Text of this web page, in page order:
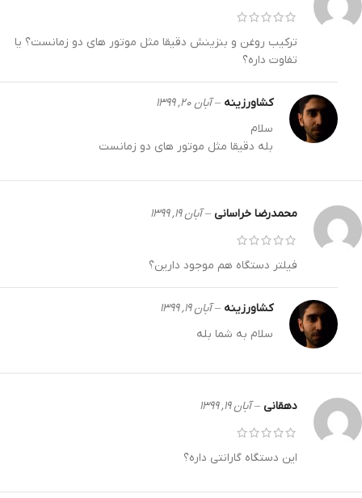
ترکیب روغن و بنزینش دقیقا مثل موتور های دو زمانست؟ یا
تفاوت داره؟
کشاورزینه – آبان ۲۰, ۱۳۹۹
سلام
بله دقیقا مثل موتور های دو زمانست
محمدرضا خراسانی – آبان ۱۹, ۱۳۹۹
فیلتر دستگاه هم موجود دارین؟
کشاورزینه – آبان ۱۹, ۱۳۹۹
سلام به شما بله
دهقانی – آبان ۱۹, ۱۳۹۹
این دستگاه گارانتی داره؟